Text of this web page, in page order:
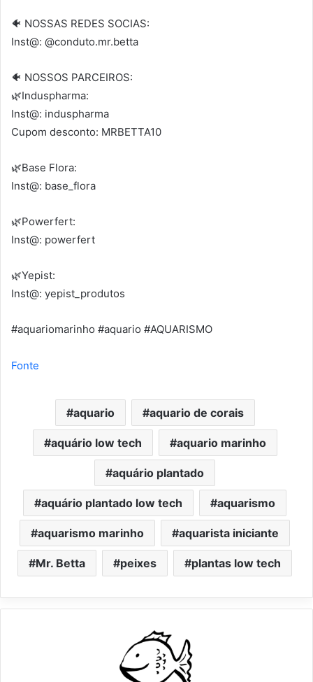
🐠 NOSSAS REDES SOCIAS:
Inst@: @conduto.mr.betta
🐠 NOSSOS PARCEIROS:
🌿Induspharma:
Inst@: induspharma
Cupom desconto: MRBETTA10
🌿Base Flora:
Inst@: base_flora
🌿Powerfert:
Inst@: powerfert
🌿Yepist:
Inst@: yepist_produtos
#aquariomarinho #aquario #AQUARISMO
Fonte
aquario aquario de corais
aquário low tech aquario marinho
aquário plantado
aquário plantado low tech aquarismo
aquarismo marinho aquarista iniciante
Mr. Betta peixes plantas low tech